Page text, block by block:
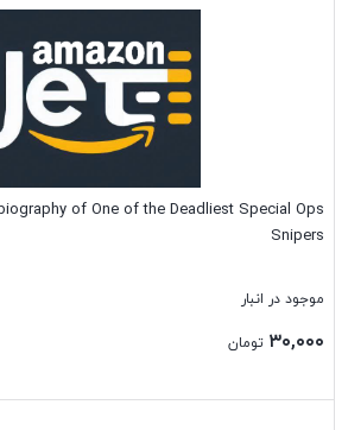
of One of the Deadliest Special Ops
Snipers
موجود در انبار
۳۰,۰۰۰ تومان